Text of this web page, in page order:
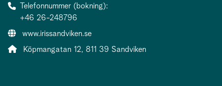
Telefonnummer (bokning)
+46 26-248796
Webbsida:
www.irissandviken.se
Adress:
Köpmangatan 12, 811 39 Sandviken